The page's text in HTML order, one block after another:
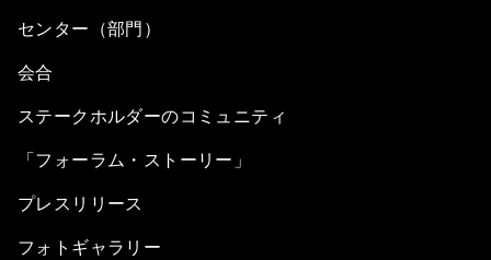
センター（部門）
会合
ステークホルダーのコミュニティ
「フォーラム・ストーリー」
プレスリリース
フォトギャラリー